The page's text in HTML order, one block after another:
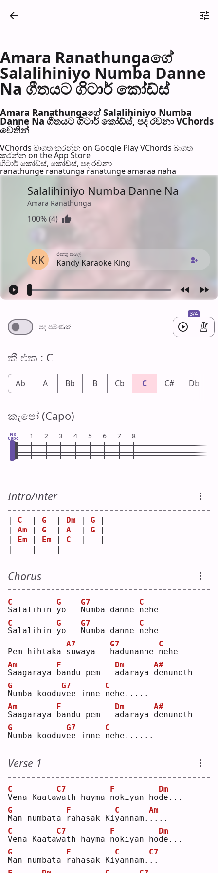
Amara Ranathungaගේ
Salalihiniyo Numba Danne
Na ගීතයට ගිටාර් කෝඩ්ස්
Amara Ranathungaගේ Salalihiniyo Numba
Danne Na ගීතයට ගිටාර් කෝඩ්ස්, පද රච​නා VChords
වෙති​න්
VChords බාගත කරන්න on Google PlayVChords බාගත
කරන්න on the App Store
ගිටාර් කෝඩ්ස්, කෝඩ්ස්, පද රච​නා
ranathunge ranatunga ranatunge amaraa naha
Salalihiniyo Numba Danne Na
Amara Ranathunga
100% (4)
KK එක​තු කලේ
Kandy Karaoke King
3/4
පද පමණ​ක්
කී එ​ක : C
Ab A Bb B Cb C C# Db
කැපෝ (Capo)
No
Capo 1 2 3 4 5 6 7 8
Intro/inter
C G Dm G
Am G A G
Em Em C
  | - |
| -  | -  |
Chorus
S
C
alalihiniy
G
o - N
G7
umba danne n
C
ehe
S
C
alalihiniy
G
o - N
G7
umba danne n
C
ehe
Pem hihtaka s
A7
uwaya - h
G7
adunanne n
C
ehe
S
Am
aagaraya b
F
andu pem - a
Dm
daraya d
A#
enunoth
N
G
umba kooduv
G7
ee inne n
C
ehe.....
S
Am
aagaraya b
F
andu pem - a
Dm
daraya d
A#
enunoth
N
G
umba kooduve
G7
e inne n
C
ehe......
Verse 1
V
C
ena Kaataw
C7
ath hayma n
F
okiyan hod
Dm
e...
M
G
an numbata
r
F
ahasak Ki y
C
annam. .
Am
...
V
C
ena Kaataw
C7
ath hayma n
F
okiyan hod
Dm
e...
M
G
an numbata
r
F
ahasak Ki y
C
annam. .
C7
.